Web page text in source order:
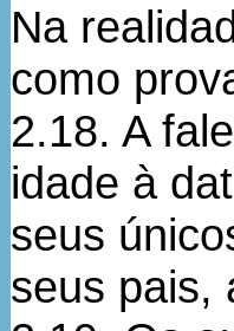
Na
como
2.18. A
idade à
seus
seus pais,